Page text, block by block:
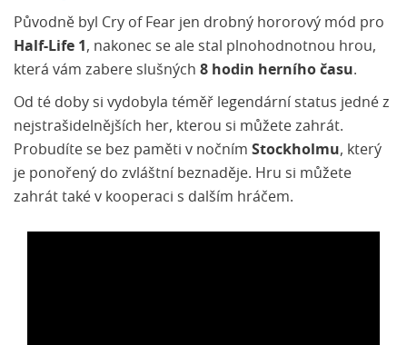
Emily Wants To Play (2015, 5 dolarů)
One Late Night: Deadline (2014, 0,99 dolarů)
The House Abandon (2016, 10 dolarů)
Původně byl Cry of Fear jen drobný hororový mód pro
Half-Life 1 , nakonec se ale stal plnohodnotnou hrou,
která vám zabere slušných 8 hodin herního času.
Od té doby si vydobyla téměř legendární status jedné z
nejstrašidelnějších her, kterou si můžete zahrát.
Probudíte se bez paměti v nočním Stockholmu, který
je ponořený do zvláštní beznaděje. Hru si můžete
zahrát také v kooperaci s dalším hráčem.